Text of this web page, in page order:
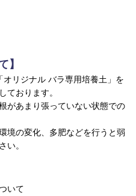
】
オリジナル バラ専用培養土」を
ております。
があまり張っていない状態での
境の変化、多肥などを行うと弱
い。
いて